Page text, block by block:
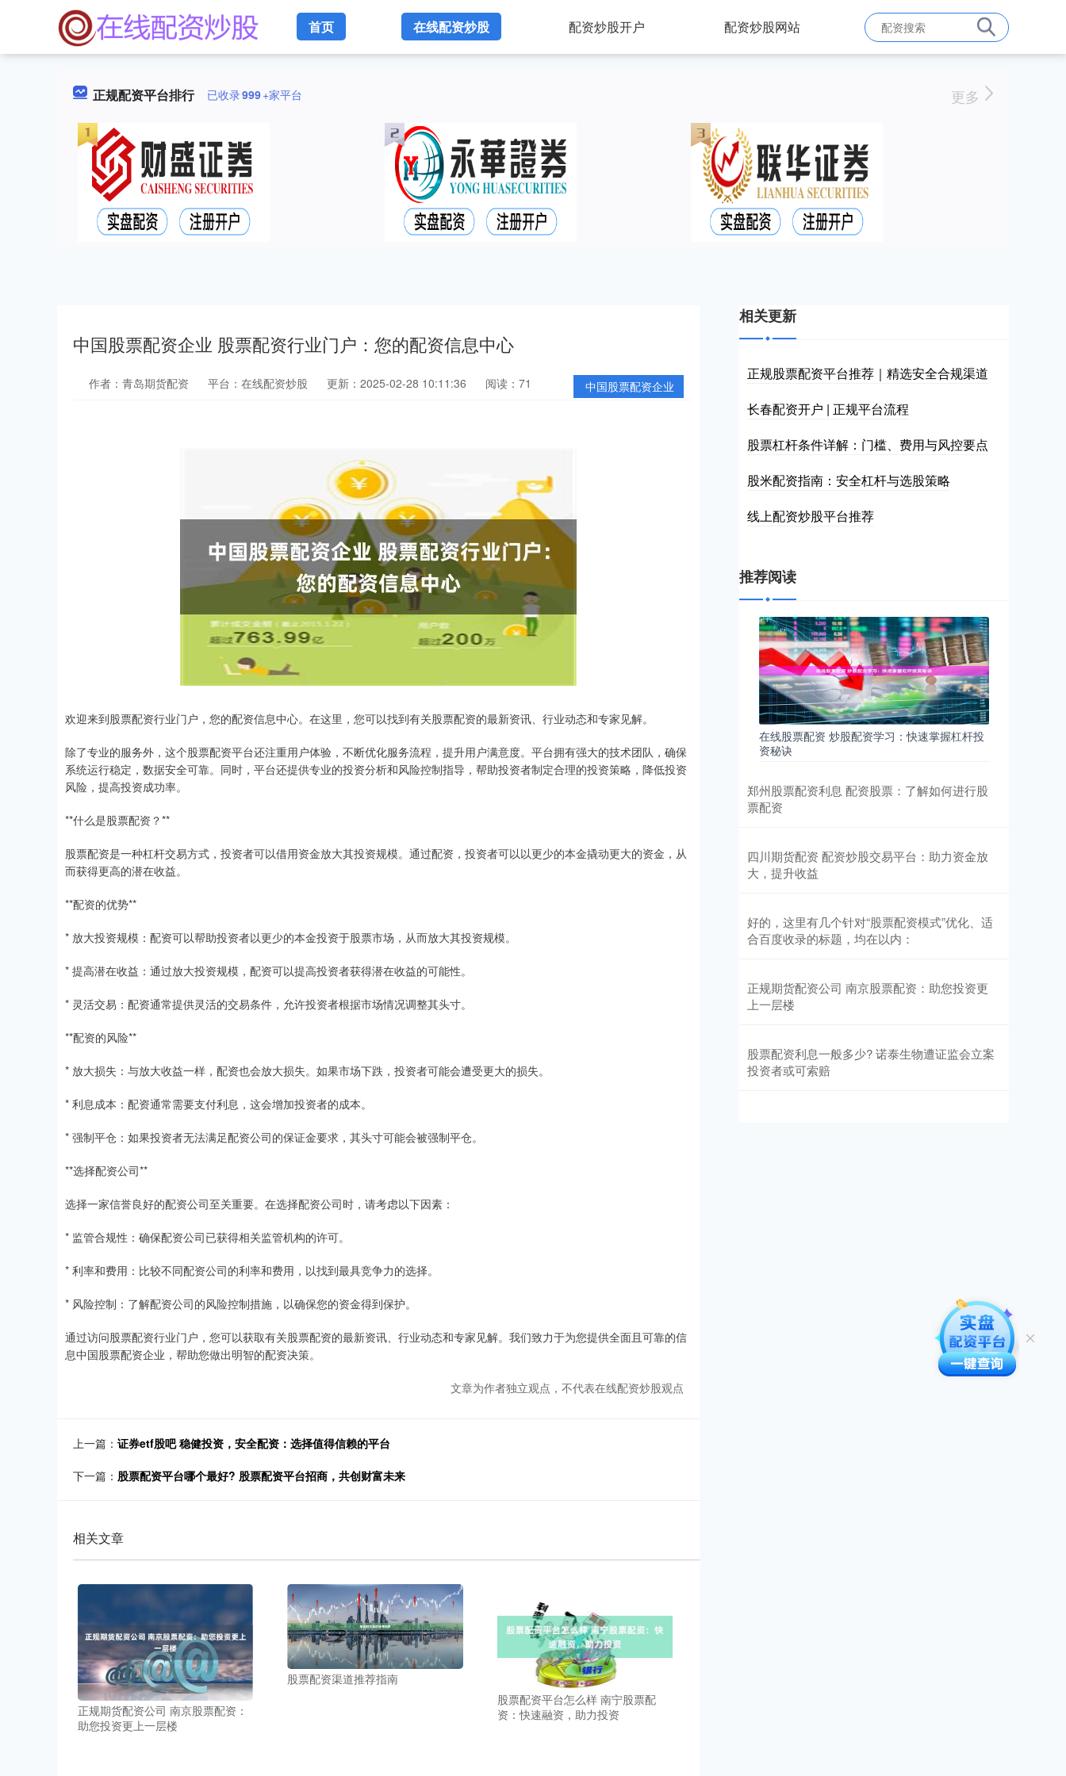
首页 在线配资炒股 配资炒股开户 配资炒股网站
正规配资平台排行 已收录999+家平台 更多
中国股票配资企业 股票配资行业门户：您的配资信息中心
中国股票配资企业
作者：青岛期货配资 平台：在线配资炒股 更新：2025-02-28 10:11:36 阅读：71
欢迎来到股票配资行业门户，您的配资信息中心。在这里，您可以找到有关股票配资的最新资讯、行业动态和专家见解。
除了专业的服务外，这个股票配资平台还注重用户体验，不断优化服务流程，提升用户满意度。平台拥有强大的技术团队，确保
系统运行稳定，数据安全可靠。同时，平台还提供专业的投资分析和风险控制指导，帮助投资者制定合理的投资策略，降低投资
风险，提高投资成功率。
**什么是股票配资？**
股票配资是一种杠杆交易方式，投资者可以借用资金放大其投资规模。通过配资，投资者可以以更少的本金撬动更大的资金，从
而获得更高的潜在收益。
**配资的优势**
* 放大投资规模：配资可以帮助投资者以更少的本金投资于股票市场，从而放大其投资规模。
* 提高潜在收益：通过放大投资规模，配资可以提高投资者获得潜在收益的可能性。
* 灵活交易：配资通常提供灵活的交易条件，允许投资者根据市场情况调整其头寸。
**配资的风险**
* 放大损失：与放大收益一样，配资也会放大损失。如果市场下跌，投资者可能会遭受更大的损失。
* 利息成本：配资通常需要支付利息，这会增加投资者的成本。
* 强制平仓：如果投资者无法满足配资公司的保证金要求，其头寸可能会被强制平仓。
**选择配资公司**
选择一家信誉良好的配资公司至关重要。在选择配资公司时，请考虑以下因素：
* 监管合规性：确保配资公司已获得相关监管机构的许可。
* 利率和费用：比较不同配资公司的利率和费用，以找到最具竞争力的选择。
* 风险控制：了解配资公司的风险控制措施，以确保您的资金得到保护。
通过访问股票配资行业门户，您可以获取有关股票配资的最新资讯、行业动态和专家见解。我们致力于为您提供全面且可靠的信
息中国股票配资企业，帮助您做出明智的配资决策。
文章为作者独立观点，不代表在线配资炒股观点
上一篇： 证券etf股吧 稳健投资，安全配资：选择值得信赖的平台
下一篇： 股票配资平台哪个最好? 股票配资平台招商，共创财富未来
相关文章
正规期货配资公司 南京股票配资：
助您投资更上一层楼
股票配资渠道推荐指南
股票配资平台怎么样 南宁股票配
资：快速融资，助力投资
相关更新
正规股票配资平台推荐｜精选安全合规渠道
长春配资开户 | 正规平台流程
股票杠杆条件详解：门槛、费用与风控要点
股米配资指南：安全杠杆与选股策略
线上配资炒股平台推荐
推荐阅读
在线股票配资 炒股配资学习：快速掌握杠杆投
资秘诀
郑州股票配资利息 配资股票：了解如何进行股
票配资
四川期货配资 配资炒股交易平台：助力资金放
大，提升收益
好的，这里有几个针对“股票配资模式”优化、适
合百度收录的标题，均在以内：
正规期货配资公司 南京股票配资：助您投资更
上一层楼
股票配资利息一般多少? 诺泰生物遭证监会立案
投资者或可索赔